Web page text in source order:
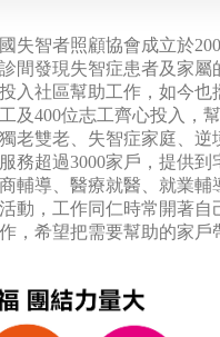
失智者照顧協會成立於
間發現失智症患者及家屬
入社區幫助工作，如今也
及400位志工齊心投入，
老雙老、失智症家庭、逆
務超過3000家戶，提供到
輔導、醫療就醫 、就業輔
動，工作同仁時常開著自
，希望把需要幫助的家戶